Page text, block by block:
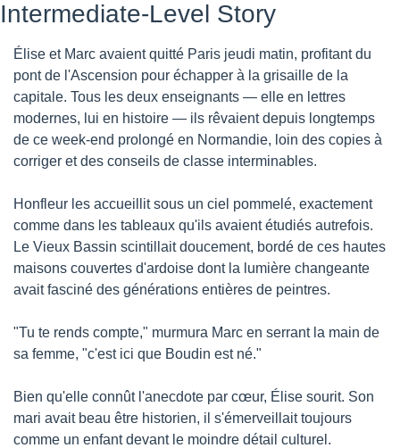
Intermediate-Level Story
Élise et Marc avaient quitté Paris jeudi matin, profitant du
pont de l'Ascension pour échapper à la grisaille de la
capitale. Tous les deux enseignants — elle en lettres
modernes, lui en histoire — ils rêvaient depuis longtemps
de ce week-end prolongé en Normandie, loin des copies à
corriger et des conseils de classe interminables.
Honfleur les accueillit sous un ciel pommelé, exactement
comme dans les tableaux qu'ils avaient étudiés autrefois.
Le Vieux Bassin scintillait doucement, bordé de ces hautes
maisons couvertes d'ardoise dont la lumière changeante
avait fasciné des générations entières de peintres.
"Tu te rends compte," murmura Marc en serrant la main de
sa femme, "c'est ici que Boudin est né."
Bien qu'elle connût l'anecdote par cœur, Élise sourit. Son
mari avait beau être historien, il s'émerveillait toujours
comme un enfant devant le moindre détail culturel.